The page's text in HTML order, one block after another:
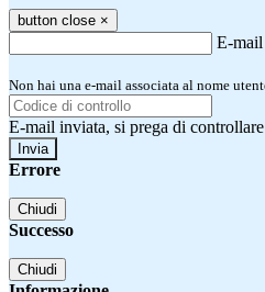
button close ×
E-mail
Non hai una e-mail associata al nome
E-mail inviata, si prega di
Errore
Chiudi
Successo
Chiudi